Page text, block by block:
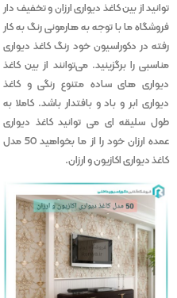
توانید از بین کاغذ دیواری ارزان و تخفیف دار
فروشگاه ما با توجه به هارمونی رنگ به کار
رفته در دکوراسیون خود رنگ کاغذ دیواری
مناسبی را برگزینید. می‌توانند از بین کاغذ
دیواری های ساده متنوع رنگی و کاغذ
دیواری ابر و باد و بافتدار باشد. کاملا به
طول سلیقه ای می توانید کاغذ دیواری
عمده ارزان خود را از ما بخواهید 50 مدل
کاغذ دیواری اکازیون و ارزان.